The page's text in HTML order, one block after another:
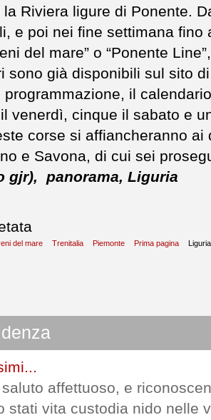
Riviera ligure di Ponente.
e poi nei fine settimana fino
del mare” o “Ponente
sono già disponibili sul sito
programmazione, il
venerdì, cinque il sabato e
corse si affiancheranno
e Savona, di cui sei
gjr), panorama, Liguria
del mare Trenitalia Piemonte Prima pagina Liguria
affettuoso, e
stati vita custodia nido nelle